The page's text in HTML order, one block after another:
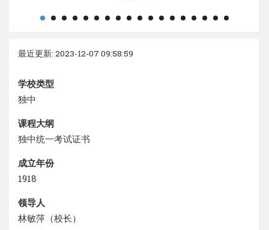
最近更新: 2023-12-07 09:58:59
学校类型
独中
课程大纲
独中统一考试证书
成立年份
1918
领导人
林敏萍（校长）